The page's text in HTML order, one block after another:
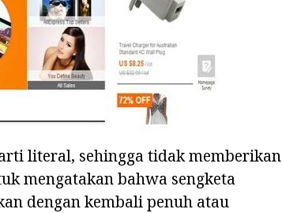
literal, sehingga tidak memberikan
mengatakan bahwa sengketa
dengan kembali penuh atau